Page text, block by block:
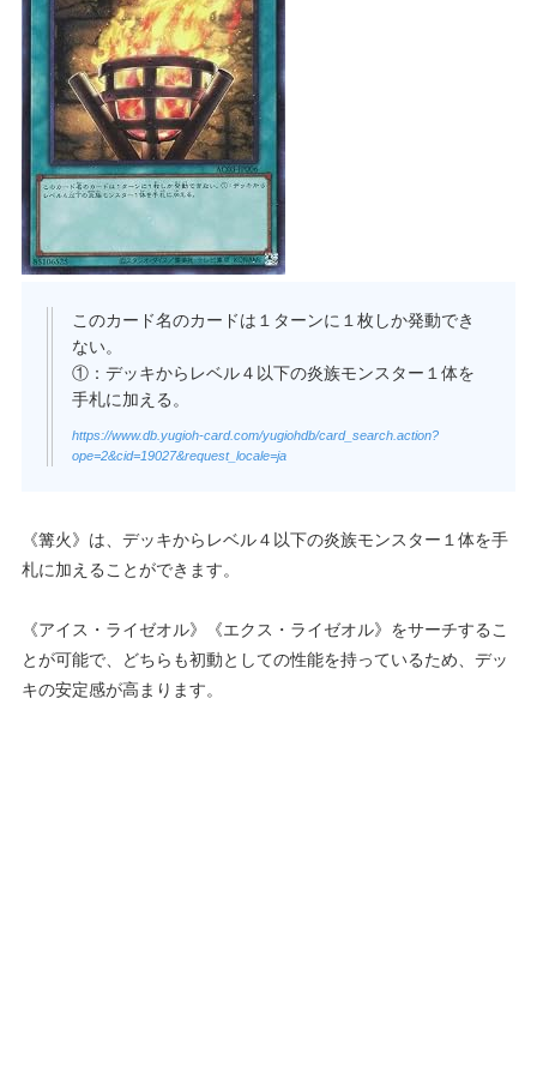
このカード名のカードは１ターンに１枚しか発動でき
ない。
①：デッキからレベル４以下の炎族モンスター１体を
手札に加える。
https://www.db.yugioh-card.com/yugiohdb/card_search.action?
ope=2&cid=19027&request_locale=ja
《篝火》は、デッキからレベル４以下の炎族モンスター１体を手
札に加えることができます。
《アイス・ライゼオル》《エクス・ライゼオル》をサーチするこ
とが可能で、どちらも初動としての性能を持っているため、デッ
キの安定感が高まります。